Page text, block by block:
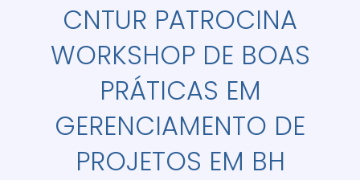
CNTUR PATROCINA
WORKSHOP DE BOAS
PRÁTICAS EM
GERENCIAMENTO DE
PROJETOS EM BH